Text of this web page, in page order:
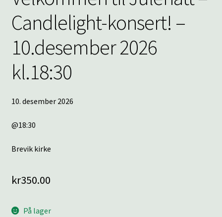
Candlelight-konsert! –
10.desember 2026
kl.18:30
10. desember 2026
@18:30
Brevik kirke
kr350.00
På lager